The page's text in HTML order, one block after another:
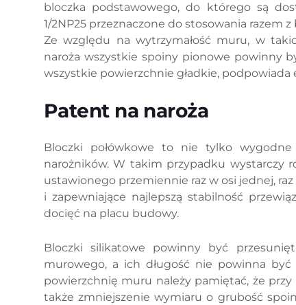
bloczka podstawowego, do którego są
1/2NP25 przeznaczone do stosowania razem
Ze względu na wytrzymałość muru, w
naroża wszystkie spoiny pionowe powinny
wszystkie powierzchnie gładkie, podpowiada
Patent na naroża
Bloczki połówkowe to nie tylko
narożników. W takim przypadku wystarczy
ustawionego przemiennie raz w osi jednej,
i zapewniające najlepszą stabilność
docięć na placu budowy.
Bloczki silikatowe powinny być
murowego, a ich długość nie powinna
powierzchnię muru należy pamiętać, że
także zmniejszenie wymiaru o grubość